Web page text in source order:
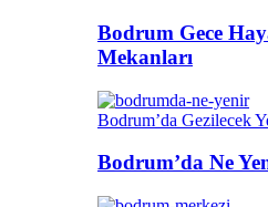
Bodrum Gece
Mekanları
Bodrum’da Gezilecek
Bodrum’da Ne